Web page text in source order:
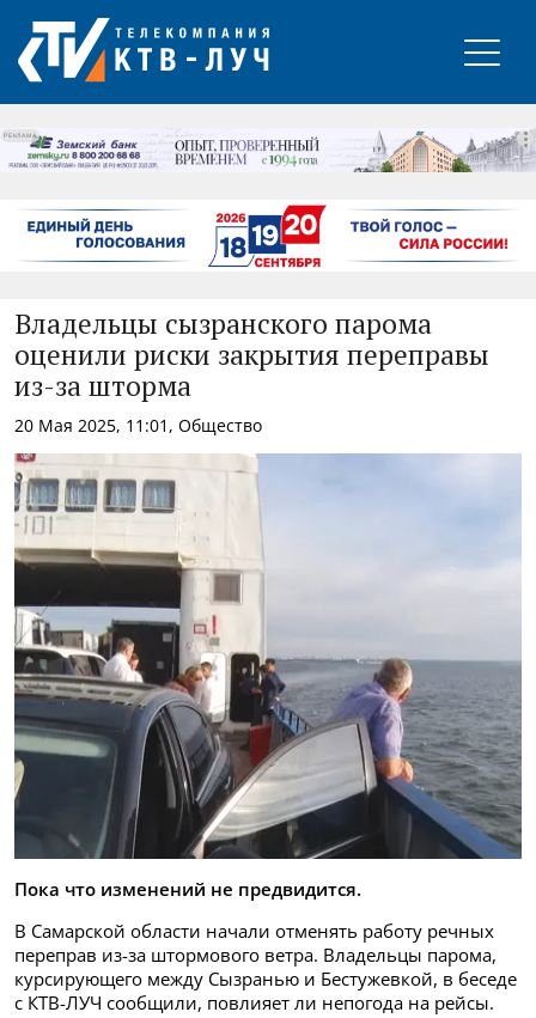
РЕКЛАМА
Владельцы сызранского парома
оценили риски закрытия переправы
из-за шторма
20 Мая 2025, 11:01, Общество
Пока что изменений не предвидится.
В Самарской области начали отменять работу речных
переправ из-за штормового ветра. Владельцы парома,
курсирующего между Сызранью и Бестужевкой, в беседе
с КТВ-ЛУЧ сообщили, повлияет ли непогода на рейсы.